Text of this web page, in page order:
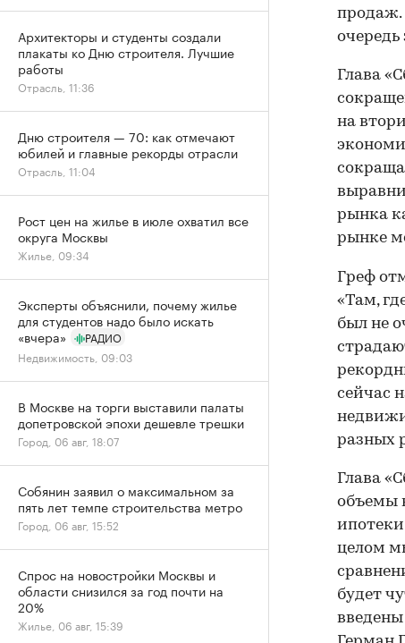
продаж.
очередь
Глава
на
рынка
рынке
Греф
«Там,
был не
сейчас
разных
Глава
объемы
целом
будет
Архитекторы и студенты создали
плакаты ко Дню строителя. Лучшие
работы
Отрасль, 11:36
Дню строителя — 70: как отмечают
юбилей и главные рекорды отрасли
Отрасль, 11:04
Рост цен на жилье в июле охватил все
округа Москвы
Жилье, 09:34
Эксперты объяснили, почему жилье
для студентов надо было искать
«вчера»
РАДИО
Недвижимость, 09:03
В Москве на торги выставили палаты
допетровской эпохи дешевле трешки
Город, 06 авг, 18:07
Собянин заявил о максимальном за
пять лет темпе строительства метро
Город, 06 авг, 15:52
Спрос на новостройки Москвы и
области снизился за год почти на
20%
Жилье, 06 авг, 15:39